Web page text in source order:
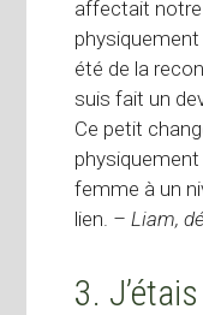
affectait notre
été de la
suis fait un
Ce petit
femme à un
lien. – Liam,
3.